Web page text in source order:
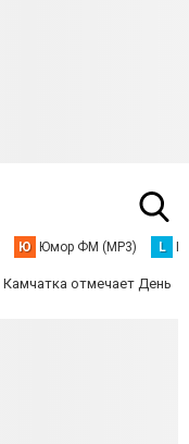
Ю Юмор ФМ (MP3) L
Камчатка отмечает День